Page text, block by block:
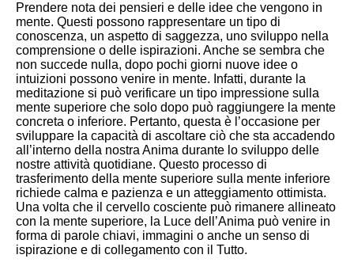
Prendere nota dei pensieri e delle idee che vengono in
mente. Questi possono rappresentare un tipo di
conoscenza, un aspetto di saggezza, uno sviluppo nella
comprensione o delle ispirazioni. Anche se sembra che
non succede nulla, dopo pochi giorni nuove idee o
intuizioni possono venire in mente. Infatti, durante la
meditazione si può verificare un tipo impressione sulla
mente superiore che solo dopo può raggiungere la mente
concreta o inferiore. Pertanto, questa è l’occasione per
sviluppare la capacità di ascoltare ciò che sta accadendo
all’interno della nostra Anima durante lo sviluppo delle
nostre attività quotidiane. Questo processo di
trasferimento della mente superiore sulla mente inferiore
richiede calma e pazienza e un atteggiamento ottimista.
Una volta che il cervello cosciente può rimanere allineato
con la mente superiore, la Luce dell’Anima può venire in
forma di parole chiavi, immagini o anche un senso di
ispirazione e di collegamento con il Tutto.